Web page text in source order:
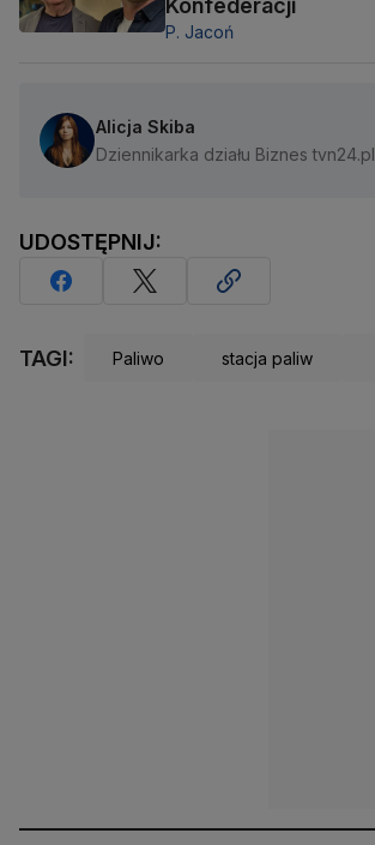
Konfederacji
P. Jacoń
Alicja Skiba
Dziennikarka działu Biznes tvn24.pl
UDOSTĘPNIJ:
TAGI: Paliwo stacja paliw